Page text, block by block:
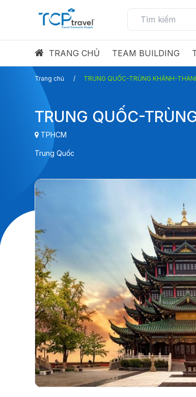
TRANG CHỦ TEAM BUILDING
Trang chủ TRUNG QUỐC-TRÙNG KHÁNH-
TRUNG QUỐC-
TPHCM
Trung Quốc